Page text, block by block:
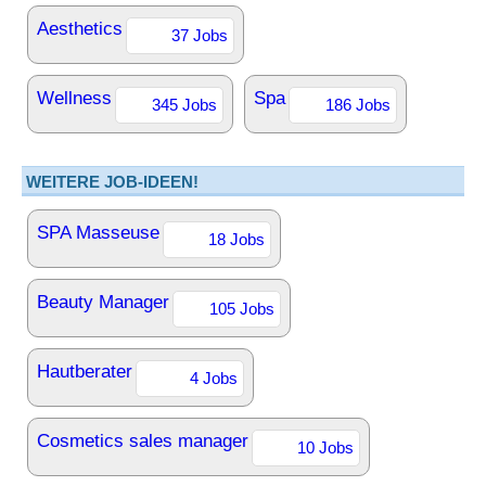
Aesthetics 37 Jobs
Wellness 345 Jobs Spa 186 Jobs
WEITERE JOB-IDEEN!
SPA Masseuse 18 Jobs
Beauty Manager 105 Jobs
Hautberater 4 Jobs
Cosmetics sales manager 10 Jobs